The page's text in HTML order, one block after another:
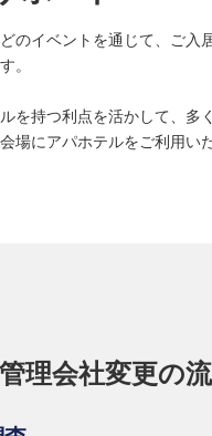
のイベントを通じて、ご入
。
を持つ利点を活かして、多
場にアパホテルをご利用い
理会社変更の